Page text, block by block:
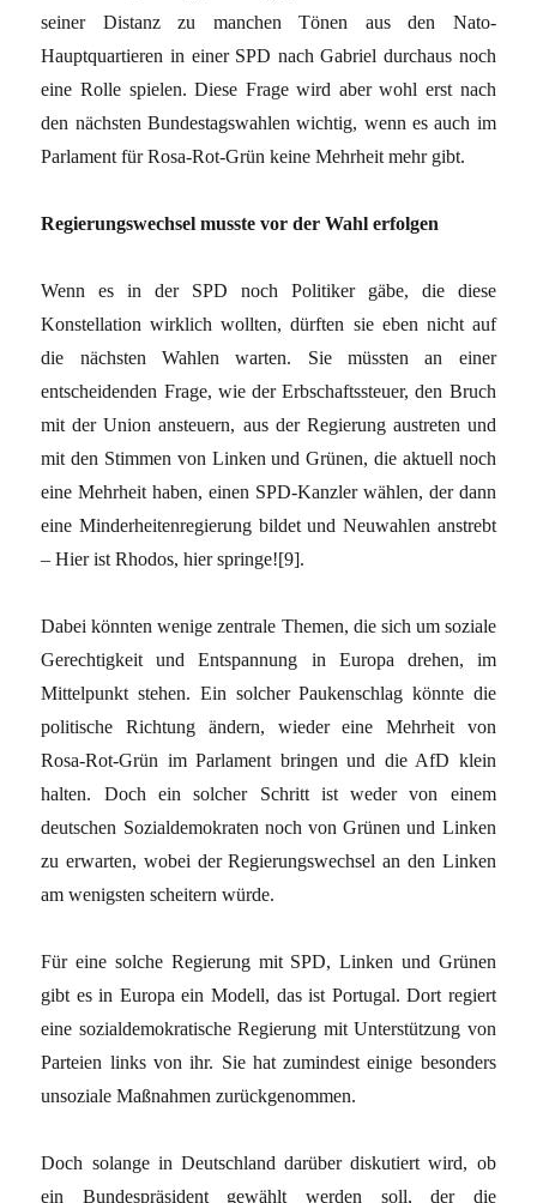
seiner Distanz zu manchen Tönen aus den Nato-
Hauptquartieren in einer SPD nach Gabriel durchaus noch
eine Rolle spielen. Diese Frage wird aber wohl erst nach
den nächsten Bundestagswahlen wichtig, wenn es auch im
Parlament für Rosa-Rot-Grün keine Mehrheit mehr gibt.
Regierungswechsel musste vor der Wahl erfolgen
Wenn es in der SPD noch Politiker gäbe, die diese
Konstellation wirklich wollten, dürften sie eben nicht auf
die nächsten Wahlen warten. Sie müssten an einer
entscheidenden Frage, wie der Erbschaftssteuer, den Bruch
mit der Union ansteuern, aus der Regierung austreten und
mit den Stimmen von Linken und Grünen, die aktuell noch
eine Mehrheit haben, einen SPD-Kanzler wählen, der dann
eine Minderheitenregierung bildet und Neuwahlen anstrebt
– Hier ist Rhodos, hier springe![9].
Dabei könnten wenige zentrale Themen, die sich um soziale
Gerechtigkeit und Entspannung in Europa drehen, im
Mittelpunkt stehen. Ein solcher Paukenschlag könnte die
politische Richtung ändern, wieder eine Mehrheit von
Rosa-Rot-Grün im Parlament bringen und die AfD klein
halten. Doch ein solcher Schritt ist weder von einem
deutschen Sozialdemokraten noch von Grünen und Linken
zu erwarten, wobei der Regierungswechsel an den Linken
am wenigsten scheitern würde.
Für eine solche Regierung mit SPD, Linken und Grünen
gibt es in Europa ein Modell, das ist Portugal. Dort regiert
eine sozialdemokratische Regierung mit Unterstützung von
Parteien links von ihr. Sie hat zumindest einige besonders
unsoziale Maßnahmen zurückgenommen.
Doch solange in Deutschland darüber diskutiert wird, ob
ein Bundespräsident gewählt werden soll, der die